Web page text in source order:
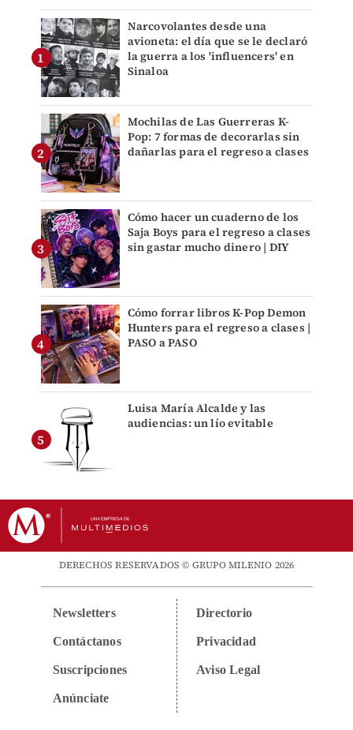
Narcovolantes desde una
avioneta: el día que se le declaró
la guerra a los 'influencers' en
Sinaloa
Mochilas de Las Guerreras K-
Pop: 7 formas de decorarlas sin
dañarlas para el regreso a clases
Cómo hacer un cuaderno de los
Saja Boys para el regreso a clases
sin gastar mucho dinero | DIY
Cómo forrar libros K-Pop Demon
Hunters para el regreso a clases |
PASO a PASO
Luisa María Alcalde y las
audiencias: un lío evitable
DERECHOS RESERVADOS © GRUPO MILENIO 2026
Newsletters
Contáctanos
Suscripciones
Anúnciate
Directorio
Privacidad
Aviso Legal